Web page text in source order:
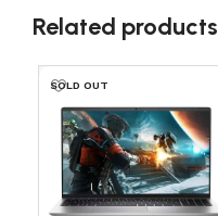
Related products
SOLD OUT